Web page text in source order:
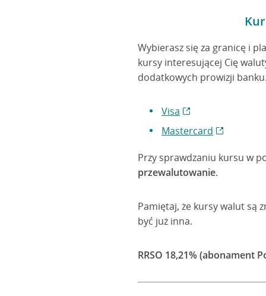
Wybierasz się za granicę i
kursy interesującej Cię
dodatkowych prowizji
Visa
Mastercard
Przy sprawdzaniu kursu w
przewalutowanie.
Pamiętaj, że kursy walut są
być już inna.
RRSO 18,21% (abonament